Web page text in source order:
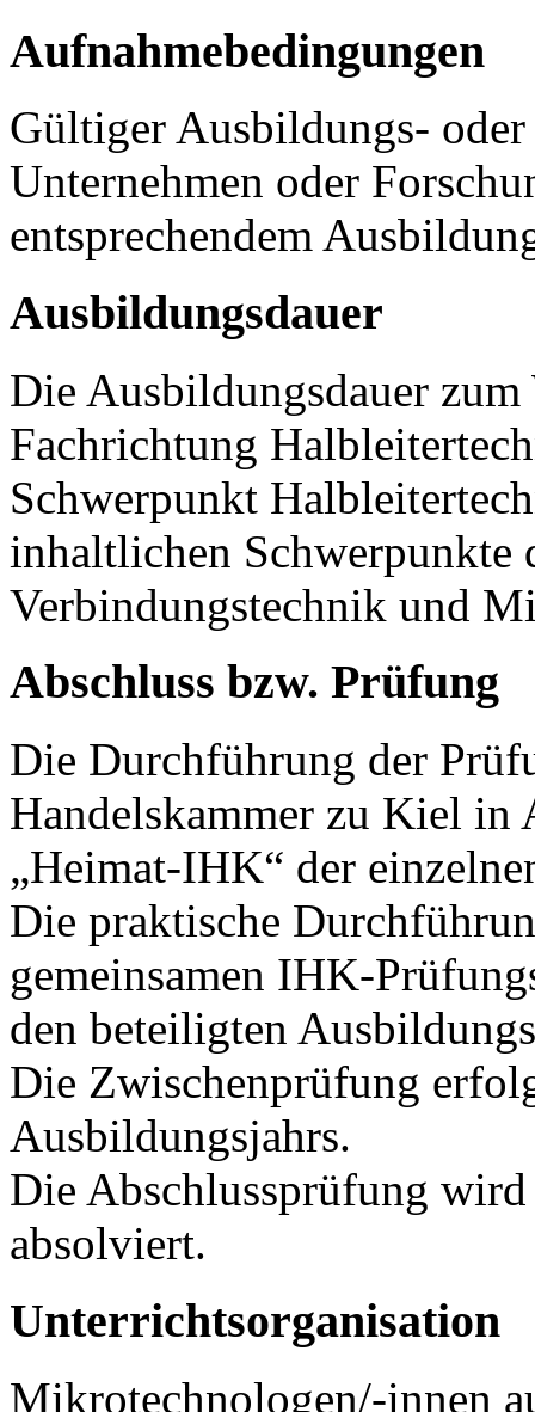
Aufnahmebedingungen
Gültiger Ausbildungs-
Unternehmen oder
entsprechendem
Ausbildungsdauer
Die Ausbildungsdauer
Fachrichtung
Schwerpunkt
inhaltlichen Schwerpunkte
Verbindungstechnik und
Abschluss bzw. Prüfung
Die Durchführung der
Handelskammer zu Kiel
„Heimat-IHK“ der
Die praktische
gemeinsamen IHK-
den beteiligten
Die Zwischenprüfung
Ausbildungsjahrs.
Die Abschlussprüfung
absolviert.
Unterrichtsorganisation
Mikrotechnologen/-innen